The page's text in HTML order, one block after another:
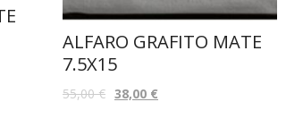
ALFARO GRAFITO MATE
7.5X15
55,00€ 38,00 €